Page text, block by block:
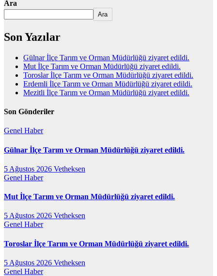
Ara
Ara
Son Yazılar
Gülnar İlçe Tarım ve Orman Müdürlüğü ziyaret edildi.
Mut İlçe Tarım ve Orman Müdürlüğü ziyaret edildi.
Toroslar İlçe Tarım ve Orman Müdürlüğü ziyaret edildi.
Erdemli İlçe Tarım ve Orman Müdürlüğü ziyaret edildi.
Mezitli İlçe Tarım ve Orman Müdürlüğü ziyaret edildi.
Son Gönderiler
Genel Haber
Gülnar İlçe Tarım ve Orman Müdürlüğü ziyaret edildi.
5 Ağustos 2026 Vetheksen
Genel Haber
Mut İlçe Tarım ve Orman Müdürlüğü ziyaret edildi.
5 Ağustos 2026 Vetheksen
Genel Haber
Toroslar İlçe Tarım ve Orman Müdürlüğü ziyaret edildi.
5 Ağustos 2026 Vetheksen
Genel Haber